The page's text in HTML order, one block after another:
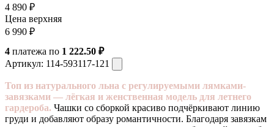
4 890 ₽
Цена верхняя
6 990 ₽
4 платежа по 1 222.50 ₽
Артикул: 114-593117-121
Топ из натурального льна с регулируемыми лямками-
завязками — лёгкая и женственная модель для летнего
гардероба. Чашки со сборкой красиво подчёркивают линию
груди и добавляют образу романтичности. Благодаря завязкам